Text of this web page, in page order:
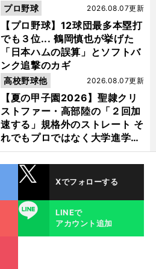
【プロ野球】12球団最多本塁打
でも３位... 鶴岡慎也が挙げた
「日本ハムの誤算」とソフトバ
ンク追撃のカギ
2026.08.07更新
プロ野球
【夏の甲子園2026】聖隷クリ
ストファー・高部陸の「２回加
速する」規格外のストレート そ
れでもプロではなく大学進学を
選ぶ理由
2026.08.07更新
高校野球他
Xでフォローする
LINE
LINEで
アカウント追加